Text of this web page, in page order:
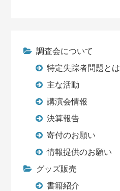
調査会について
特定失踪者問題とは
主な活動
講演会情報
決算報告
寄付のお願い
情報提供のお願い
グッズ販売
書籍紹介